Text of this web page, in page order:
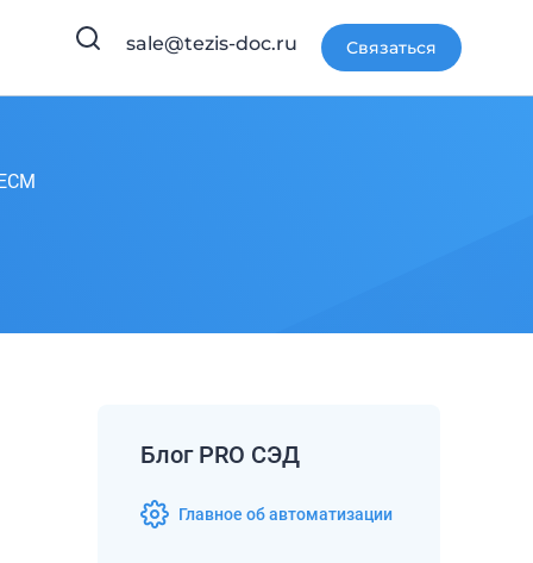
sale@tezis-doc.ru Связаться
Блог PRO СЭД
Главное об автоматизации